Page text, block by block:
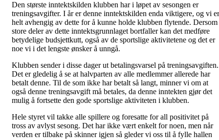
Den største inntektskilden klubben har i løpet av sesongen er
treningsavgifter. I år er denne inntektskilden enda viktigere, og vi er
helt avhengig av dette for å kunne holde klubben flytende. Dersom
store deler av dette inntektsgrunnlaget bortfaller kan det medføre
betydelige budsjettkutt, også av de sportslige aktivitetene og det er
noe vi i det lengste ønsker å unngå.
Klubben sender i disse dager ut betalingsvarsel på treningsavgiften.
Det er gledelig å se at halvparten av alle medlemmer allerede har
betalt denne. Til de som ikke har betalt så langt, minner vi om at
også denne treningsavgift må betales, da denne inntekten gjør det
mulig å fortsette den gode sportslige aktiviteten i klubben.
Hele styret vil takke alle spillere og foresatte for all positivitet på
tross av avlyst sesong. Det har ikke vært enkelt for noen, men når
verden er tilbake på skinner igjen så gleder vi oss til å fylle hallen